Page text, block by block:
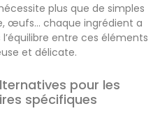
plus que de simples
œufs… chaque ingrédient a
entre ces éléments
et délicate.
pour les
spécifiques